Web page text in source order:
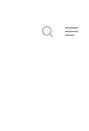
search
Close